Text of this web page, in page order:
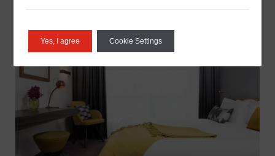
Yes, I agree Cookie Settings